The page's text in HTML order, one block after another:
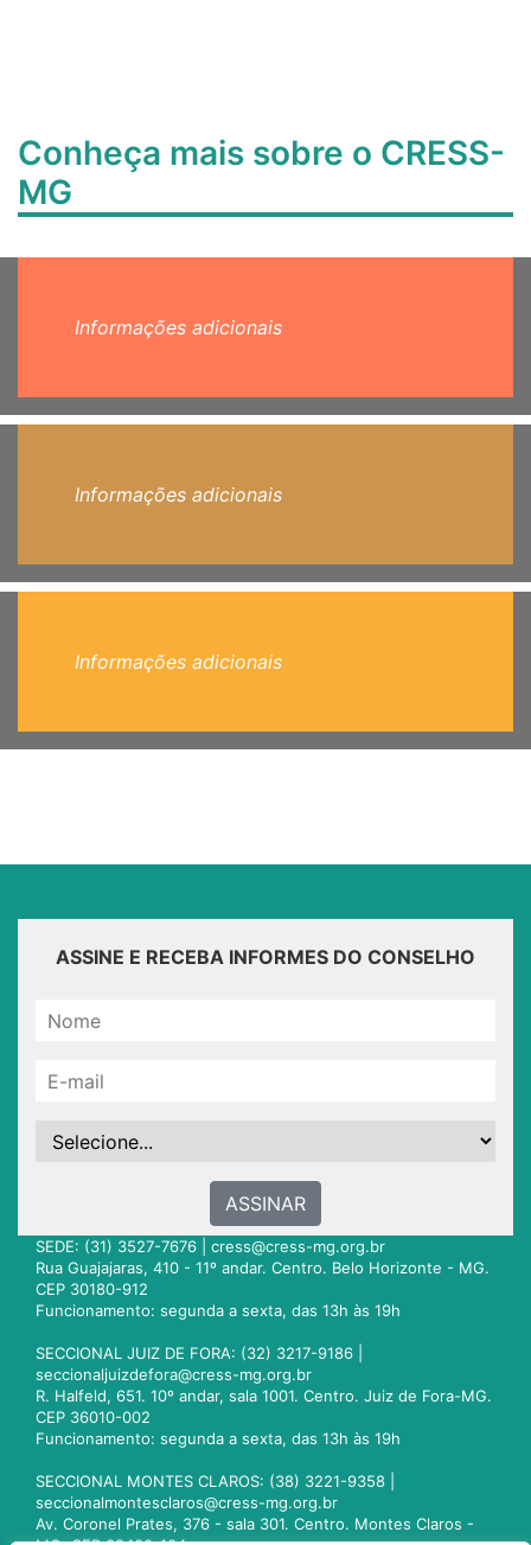
Conheça mais sobre o CRESS-
MG
Informações adicionais
Informações adicionais
Informações adicionais
ASSINE E RECEBA INFORMES DO CONSELHO
ASSINAR
SEDE: (31) 3527-7676 | cress@cress-mg.org.br
Rua Guajajaras, 410 - 11º andar. Centro. Belo Horizonte - MG.
CEP 30180-912
Funcionamento: segunda a sexta, das 13h às 19h
SECCIONAL JUIZ DE FORA: (32) 3217-9186 |
seccionaljuizdefora@cress-mg.org.br
R. Halfeld, 651. 10º andar, sala 1001. Centro. Juiz de Fora-MG.
CEP 36010-002
Funcionamento: segunda a sexta, das 13h às 19h
SECCIONAL MONTES CLAROS: (38) 3221-9358 |
seccionalmontesclaros@cress-mg.org.br
Av. Coronel Prates, 376 - sala 301. Centro. Montes Claros -